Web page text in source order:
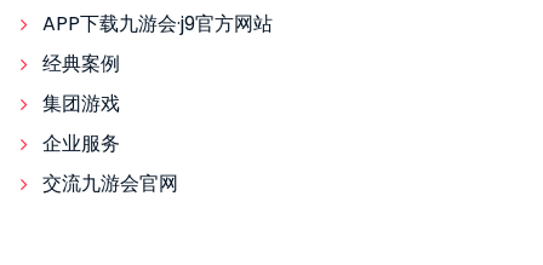
APP下载九游会·j9官方网站
经典案例
集团游戏
企业服务
交流九游会官网